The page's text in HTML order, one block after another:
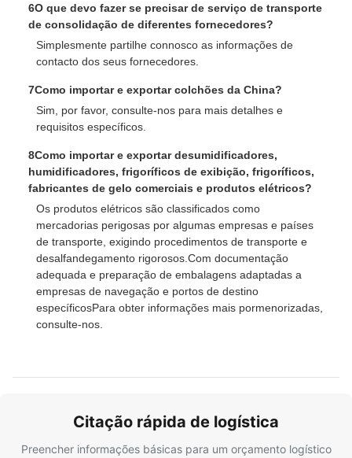
6O que devo fazer se precisar de serviço de transporte
de consolidação de diferentes fornecedores?
Simplesmente partilhe connosco as informações de
contacto dos seus fornecedores.
7Como importar e exportar colchões da China?
Sim, por favor, consulte-nos para mais detalhes e
requisitos específicos.
8Como importar e exportar desumidificadores,
humidificadores, frigoríficos de exibição, frigoríficos,
fabricantes de gelo comerciais e produtos elétricos?
Os produtos elétricos são classificados como
mercadorias perigosas por algumas empresas e países
de transporte, exigindo procedimentos de transporte e
desalfandegamento rigorosos.Com documentação
adequada e preparação de embalagens adaptadas a
empresas de navegação e portos de destino
específicosPara obter informações mais pormenorizadas,
consulte-nos.
Citação rápida de logística
Preencher informações básicas para um orçamento logístico